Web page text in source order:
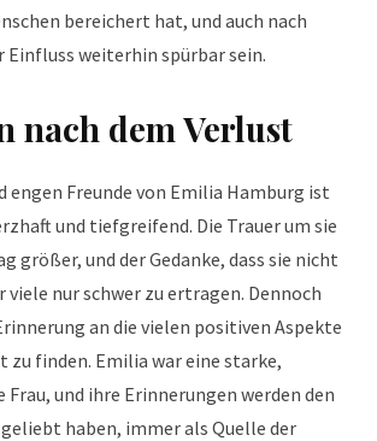
bereichert hat, und auch nach
Einfluss weiterhin spürbar sein.
nach dem Verlust
engen Freunde von Emilia Hamburg ist
und tiefgreifend. Die Trauer um sie
größer, und der Gedanke, dass sie nicht
nur schwer zu ertragen. Dennoch
an die vielen positiven Aspekte
zu finden. Emilia war eine starke,
und ihre Erinnerungen werden den
geliebt haben, immer als Quelle der